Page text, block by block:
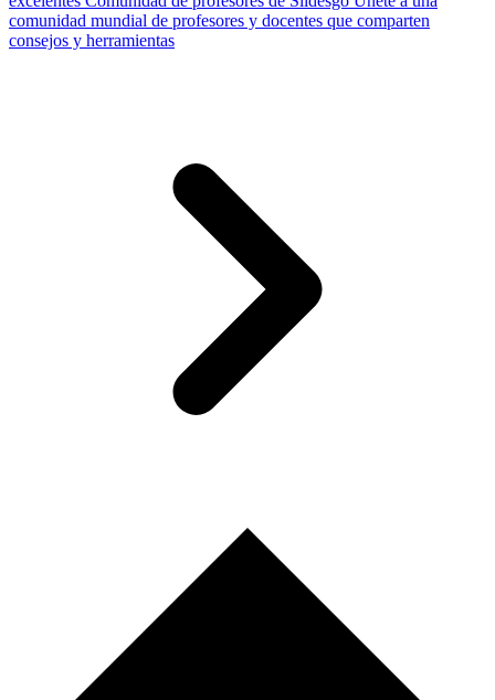
comunidad mundial de profesores y docentes que comparten
consejos y herramientas